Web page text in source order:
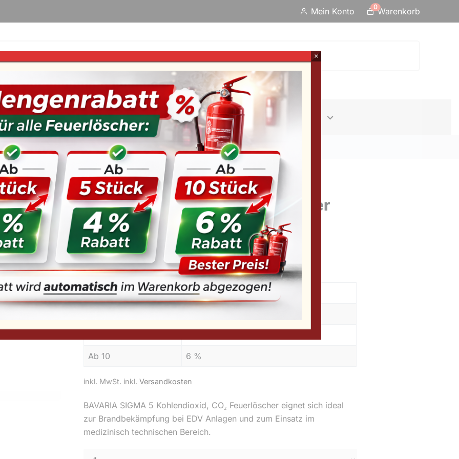
Mein Konto Warenkorb
0
Fettbrand-Feuerlöscher Zubehör Erste-Hilfe
BAVARIA 5 kg CO2 Feuerlöscher
DIN EN3
134,33€ –142,90€
Anzahl Mengenrabatt
Ab 10 6 %
inkl. MwSt. inkl.Versandkosten
BAVARIA SIGMA 5 Kohlendioxid, CO₂ Feuerlöscher eignet sich ideal
zur Brandbekämpfung bei EDV Anlagen und zum Einsatz im
medizinisch technischen Bereich.
×